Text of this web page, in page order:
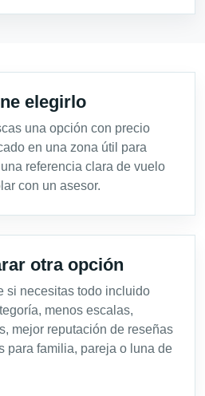
elegirlo
una opción con precio
en una zona útil para
referencia clara de vuelo
con un asesor.
otra opción
si necesitas todo incluido
menos escalas,
mejor reputación de reseñas
para familia, pareja o luna de